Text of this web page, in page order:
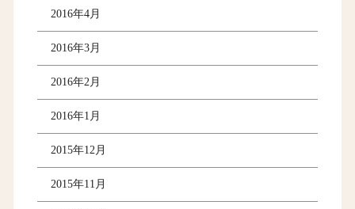
2016年4月
2016年3月
2016年2月
2016年1月
2015年12月
2015年11月